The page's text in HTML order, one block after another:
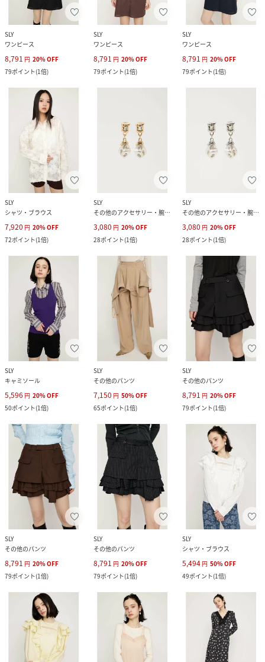
SLY
ワンピース
8,791 円 20%OFF
79ポイント(1倍)
SLY
ワンピース
8,791 円 20%OFF
79ポイント(1倍)
SLY
ワンピース
8,791 円 20%OFF
79ポイント(1倍)
SLY
シャツ・ブラウス
7,920 円 20%OFF
72ポイント(1倍)
SLY
その他のアクセサリー・腕時計
3,080 円 20%OFF
28ポイント(1倍)
SLY
その他のアクセサリー・腕時計
3,080 円 20%OFF
28ポイント(1倍)
SLY
キャミソール
5,596 円 20%OFF
50ポイント(1倍)
SLY
その他のパンツ
7,150 円 50%OFF
65ポイント(1倍)
SLY
その他のパンツ
8,791 円 20%OFF
79ポイント(1倍)
SLY
その他のパンツ
8,791 円 20%OFF
79ポイント(1倍)
SLY
その他のパンツ
8,791 円 20%OFF
79ポイント(1倍)
SLY
シャツ・ブラウス
5,494 円 50%OFF
49ポイント(1倍)